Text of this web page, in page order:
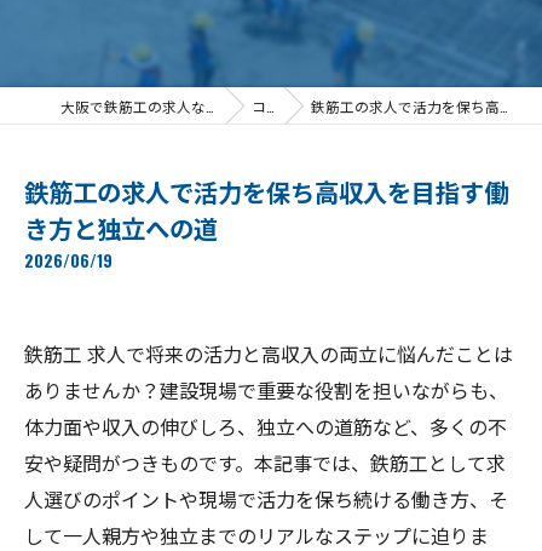
コラム 鉄筋工の求人で活力を保ち高収入を目指す働き方と独立への道
鉄筋工の求人で活力を保ち高収入を目指す働
き方と独立への道
2026/06/19
鉄筋工 求人で将来の活力と高収入の両立に悩んだことは
ありませんか？建設現場で重要な役割を担いながらも、
体力面や収入の伸びしろ、独立への道筋など、多くの不
安や疑問がつきものです。本記事では、鉄筋工として求
人選びのポイントや現場で活力を保ち続ける働き方、そ
して一人親方や独立までのリアルなステップに迫りま